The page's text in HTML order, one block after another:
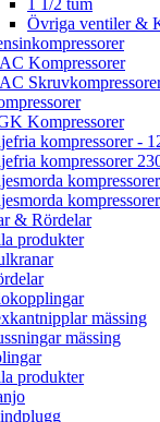
1 1/2 tum
Övriga ventiler &
Kompressorer
Kompressorer
kompressorer -
kompressorer
& Rördelar
produkter
mässing
mässing
produkter